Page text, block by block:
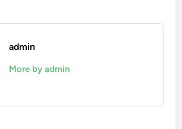
admin
More by admin